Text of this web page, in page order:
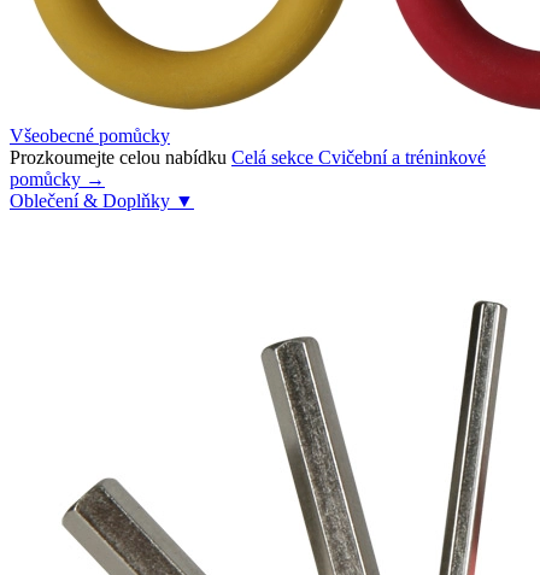
Všeobecné pomůcky
Prozkoumejte celou nabídku Celá sekce Cvičební a tréninkové
pomůcky →
Oblečení & Doplňky ▼